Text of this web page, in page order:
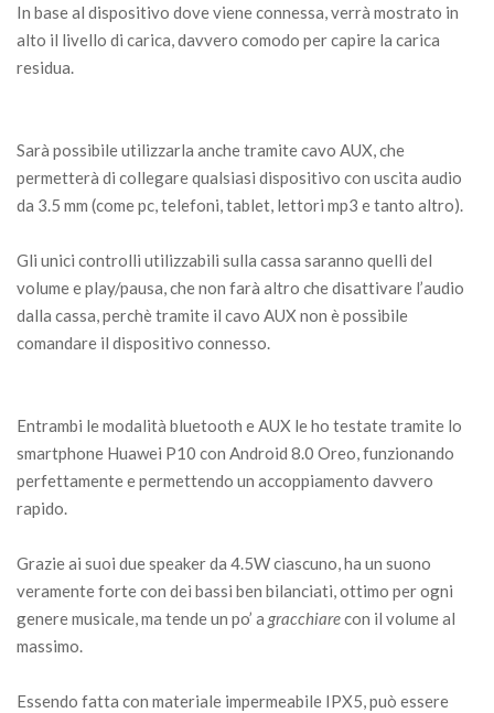
In base al dispositivo dove viene connessa, verrà mostrato in
alto il livello di carica, davvero comodo per capire la carica
residua.
Sarà possibile utilizzarla anche tramite cavo AUX, che
permetterà di collegare qualsiasi dispositivo con uscita audio
da 3.5 mm (come pc, telefoni, tablet, lettori mp3 e tanto altro).
Gli unici controlli utilizzabili sulla cassa saranno quelli del
volume e play/pausa, che non farà altro che disattivare l’audio
dalla cassa, perchè tramite il cavo AUX non è possibile
comandare il dispositivo connesso.
Entrambi le modalità bluetooth e AUX le ho testate tramite lo
smartphone Huawei P10 con Android 8.0 Oreo, funzionando
perfettamente e permettendo un accoppiamento davvero
rapido.
Grazie ai suoi due speaker da 4.5W ciascuno, ha un suono
veramente forte con dei bassi ben bilanciati, ottimo per ogni
genere musicale, ma tende un po’ a gracchiarecon il volume al
massimo.
Essendo fatta con materiale impermeabile IPX5, può essere